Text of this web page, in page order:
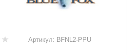
Артикул: BFNL2-PPU